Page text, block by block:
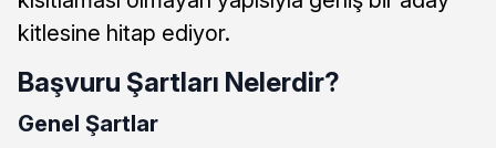
kitlesine hitap ediyor.
Başvuru Şartları Nelerdir?
Genel Şartlar